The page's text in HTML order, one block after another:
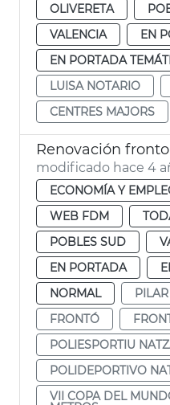
OLIVERETA
VALENCIA
EN
EN PORTADA
LUISA NOTARIO
CENTRES MAJORS
modificado hace 4
ECONOMÍA Y
WEB FDM
POBLES SUD
EN PORTADA
NORMAL
FRONTÓ
POLIESPORTIU
POLIDEPORTIVO
VII COPA DEL